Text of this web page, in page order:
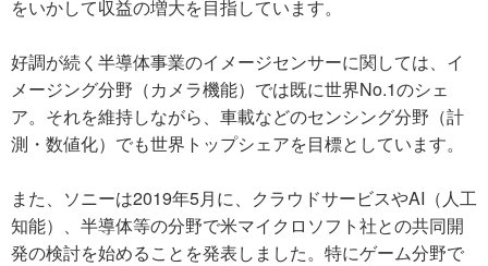
をいかして収益の増大を目指しています。
好調が続く半導体事業のイメージセンサーに関しては、イ
メージング分野（カメラ機能）では既に世界No.1のシェ
ア。それを維持しながら、車載などのセンシング分野（計
測・数値化）でも世界トップシェアを目標としています。
また、ソニーは2019年5月に、クラウドサービスやAI（人工
知能）、半導体等の分野で米マイクロソフト社との共同開
発の検討を始めることを発表しました。特にゲーム分野で